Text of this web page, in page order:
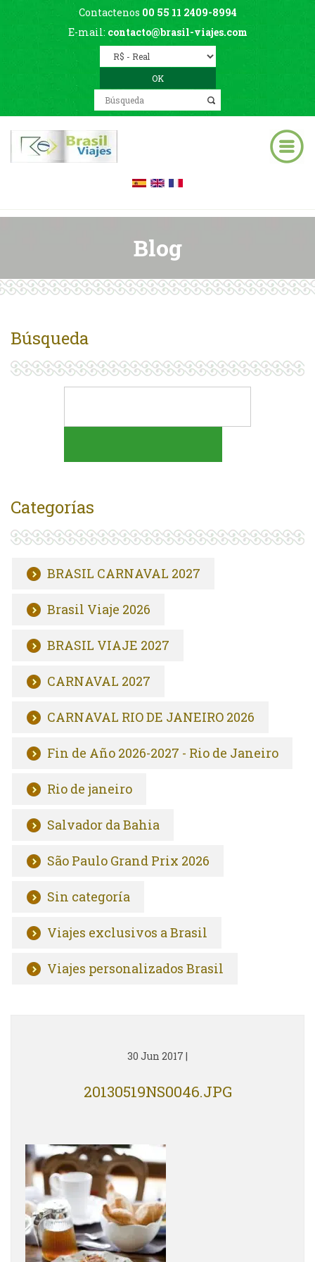
Contactenos 00 55 11 2409-8994
E-mail: contacto@brasil-viajes.com
Blog
Búsqueda
Categorías
BRASIL CARNAVAL 2027
Brasil Viaje 2026
BRASIL VIAJE 2027
CARNAVAL 2027
CARNAVAL RIO DE JANEIRO 2026
Fin de Año 2026-2027 - Rio de Janeiro
Rio de janeiro
Salvador da Bahia
São Paulo Grand Prix 2026
Sin categoría
Viajes exclusivos a Brasil
Viajes personalizados Brasil
30 Jun 2017 |
20130519NS0046.JPG